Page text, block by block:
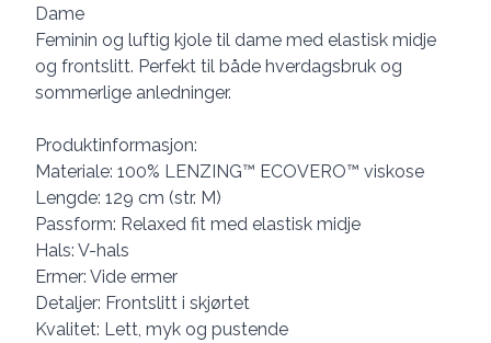
Dame
Feminin og luftig kjole til dame med elastisk midje
og frontslitt. Perfekt til både hverdagsbruk og
sommerlige anledninger.
Produktinformasjon:
Materiale: 100% LENZING™ ECOVERO™ viskose
Lengde: 129 cm (str. M)
Passform: Relaxed fit med elastisk midje
Hals: V-hals
Ermer: Vide ermer
Detaljer: Frontslitt i skjørtet
Kvalitet: Lett, myk og pustende